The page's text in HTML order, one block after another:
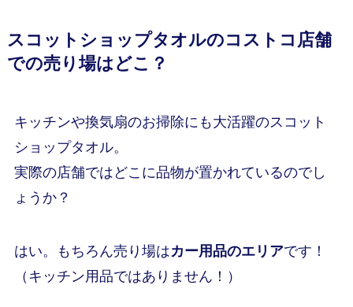
スコットショップタオルのコストコ店舗
での売り場はどこ？
キッチンや換気扇のお掃除にも大活躍のスコット
ショップタオル。
実際の店舗ではどこに品物が置かれているのでし
ょうか？
はい。もちろん売り場はカー用品のエリアです！
（キッチン用品ではありません！）